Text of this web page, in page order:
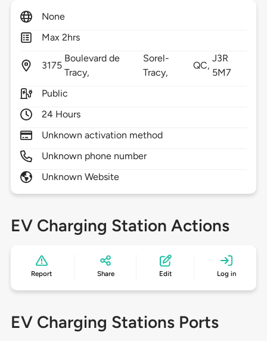
None
Max 2hrs
3175
Boulevard de
Tracy,
Sorel-
Tracy,
QC,
J3R
5M7
Public
24 Hours
Unknown activation method
Unknown phone number
Unknown Website
EV Charging Station Actions
Report Share Edit Log in
EV Charging Stations Ports